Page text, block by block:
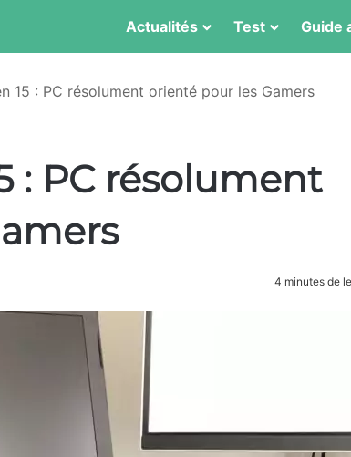
Actualités Test Guide
15 : PC résolument orienté pour les Gamers
: PC résolument
4 minutes de